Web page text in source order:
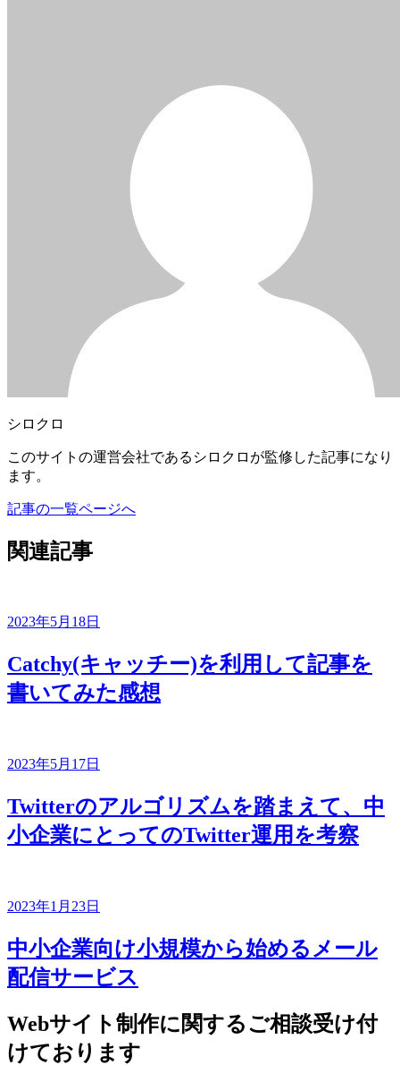
シロクロ
このサイトの運営会社であるシロクロが監修した記事になり
ます。
記事の一覧ページへ
関連記事
2023年5月18日
Catchy(キャッチー)を利用して記事を
書いてみた感想
2023年5月17日
Twitterのアルゴリズムを踏まえて、中
小企業にとってのTwitter運用を考察
2023年1月23日
中小企業向け小規模から始めるメール
配信サービス
Webサイト制作に関するご相談受け付
けております